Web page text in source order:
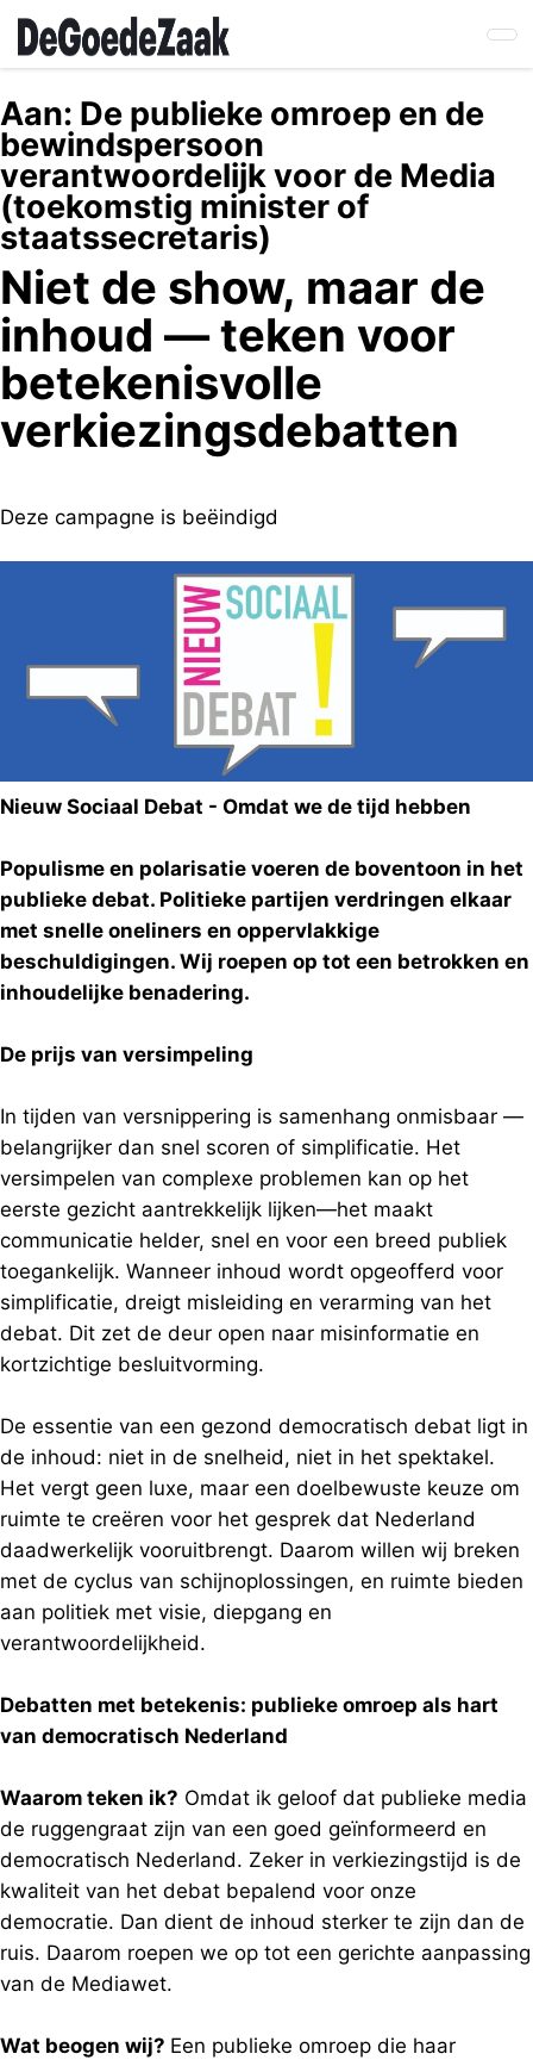
Skip
main
content
Aan: De publieke omroep en de
bewindspersoon
verantwoordelijk voor de Media
(toekomstig minister of
staatssecretaris)
Niet de show, maar de
inhoud — teken voor
betekenisvolle
verkiezingsdebatten
Deze campagne is beëindigd
Nieuw Sociaal Debat - Omdat we de tijd hebben
Populisme en polarisatie voeren de boventoon in het
publieke debat. Politieke partijen verdringen elkaar
met snelle oneliners en oppervlakkige
beschuldigingen. Wij roepen op tot een betrokken en
inhoudelijke benadering.
De prijs van versimpeling
In tijden van versnippering is samenhang onmisbaar —
belangrijker dan snel scoren of simplificatie. Het
versimpelen van complexe problemen kan op het
eerste gezicht aantrekkelijk lijken—het maakt
communicatie helder, snel en voor een breed publiek
toegankelijk. Wanneer inhoud wordt opgeofferd voor
simplificatie, dreigt misleiding en verarming van het
debat. Dit zet de deur open naar misinformatie en
kortzichtige besluitvorming.
De essentie van een gezond democratisch debat ligt in
de inhoud: niet in de snelheid, niet in het spektakel.
Het vergt geen luxe, maar een doelbewuste keuze om
ruimte te creëren voor het gesprek dat Nederland
daadwerkelijk vooruitbrengt. Daarom willen wij breken
met de cyclus van schijnoplossingen, en ruimte bieden
aan politiek met visie, diepgang en
verantwoordelijkheid.
Debatten met betekenis: publieke omroep als hart
van democratisch Nederland
Waarom teken ik? Omdat ik geloof dat publieke media
de ruggengraat zijn van een goed geïnformeerd en
democratisch Nederland. Zeker in verkiezingstijd is de
kwaliteit van het debat bepalend voor onze
democratie. Dan dient de inhoud sterker te zijn dan de
ruis. Daarom roepen we op tot een gerichte aanpassing
van de Mediawet.
Wat beogen wij? Een publieke omroep die haar